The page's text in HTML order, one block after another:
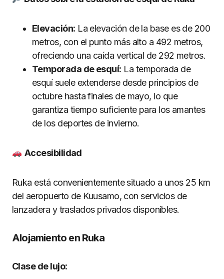
Elevación: La elevación de la base es de 200
metros, con el punto más alto a 492 metros,
ofreciendo una caída vertical de 292 metros.
Temporada de esquí: La temporada de
esquí suele extenderse desde principios de
octubre hasta finales de mayo, lo que
garantiza tiempo suficiente para los amantes
de los deportes de invierno.
Accesibilidad
Ruka está convenientemente situado a unos 25 km
del aeropuerto de Kuusamo, con servicios de
lanzadera y traslados privados disponibles.
Alojamiento en Ruka
Clase de lujo: